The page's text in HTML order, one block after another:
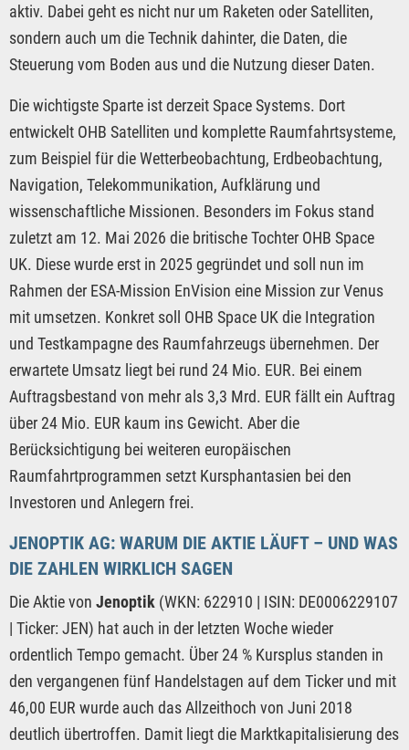
aktiv. Dabei geht es nicht nur um Raketen oder Satelliten,
sondern auch um die Technik dahinter, die Daten, die
Steuerung vom Boden aus und die Nutzung dieser Daten.
Die wichtigste Sparte ist derzeit Space Systems. Dort
entwickelt OHB Satelliten und komplette Raumfahrtsysteme,
zum Beispiel für die Wetterbeobachtung, Erdbeobachtung,
Navigation, Telekommunikation, Aufklärung und
wissenschaftliche Missionen. Besonders im Fokus stand
zuletzt am 12. Mai 2026 die britische Tochter OHB Space
UK. Diese wurde erst in 2025 gegründet und soll nun im
Rahmen der ESA-Mission EnVision eine Mission zur Venus
mit umsetzen. Konkret soll OHB Space UK die Integration
und Testkampagne des Raumfahrzeugs übernehmen. Der
erwartete Umsatz liegt bei rund 24 Mio. EUR. Bei einem
Auftragsbestand von mehr als 3,3 Mrd. EUR fällt ein Auftrag
über 24 Mio. EUR kaum ins Gewicht. Aber die
Berücksichtigung bei weiteren europäischen
Raumfahrtprogrammen setzt Kursphantasien bei den
Investoren und Anlegern frei.
JENOPTIK AG: WARUM DIE AKTIE LÄUFT – UND WAS
DIE ZAHLEN WIRKLICH SAGEN
Die Aktie von Jenoptik (WKN: 622910 | ISIN: DE0006229107
| Ticker: JEN) hat auch in der letzten Woche wieder
ordentlich Tempo gemacht. Über 24 % Kursplus standen in
den vergangenen fünf Handelstagen auf dem Ticker und mit
46,00 EUR wurde auch das Allzeithoch von Juni 2018
deutlich übertroffen. Damit liegt die Marktkapitalisierung des